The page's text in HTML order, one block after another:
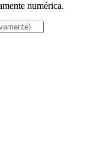
numérica.